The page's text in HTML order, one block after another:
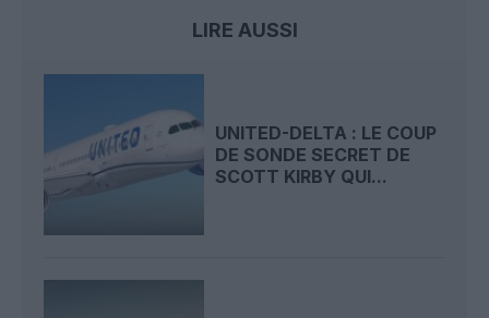
LIRE AUSSI
UNITED-DELTA : LE COUP
DE SONDE SECRET DE
SCOTT KIRBY QUI...